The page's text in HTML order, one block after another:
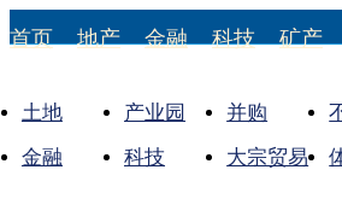
首页 地产 金融 科技 矿产
土地 产业园 并购
金融
科技 大宗贸易